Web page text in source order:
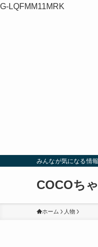
G-LQFMM11MRK
みんなが気になる情
COCOち
ホーム 人物